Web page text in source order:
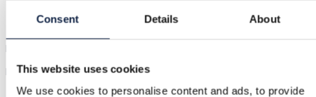
Consent Details About
This website uses cookies
We use cookies to personalise content and ads, to provide
Beautiful and completely unused By Malina long-sleeved shirt.
Has been stored in a box and is wrinkled.